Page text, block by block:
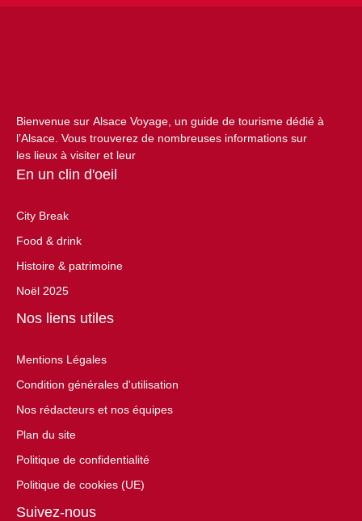
Bienvenue sur Alsace Voyage, un guide de tourisme dédié à
l’Alsace. Vous trouverez de nombreuses informations sur
les lieux à visiter et leur
En un clin d'oeil
City Break
Food & drink
Histoire & patrimoine
Noël 2025
Nos liens utiles
Mentions Légales
Condition générales d'utilisation
Nos rédacteurs et nos équipes
Plan du site
Politique de confidentialité
Politique de cookies (UE)
Suivez-nous